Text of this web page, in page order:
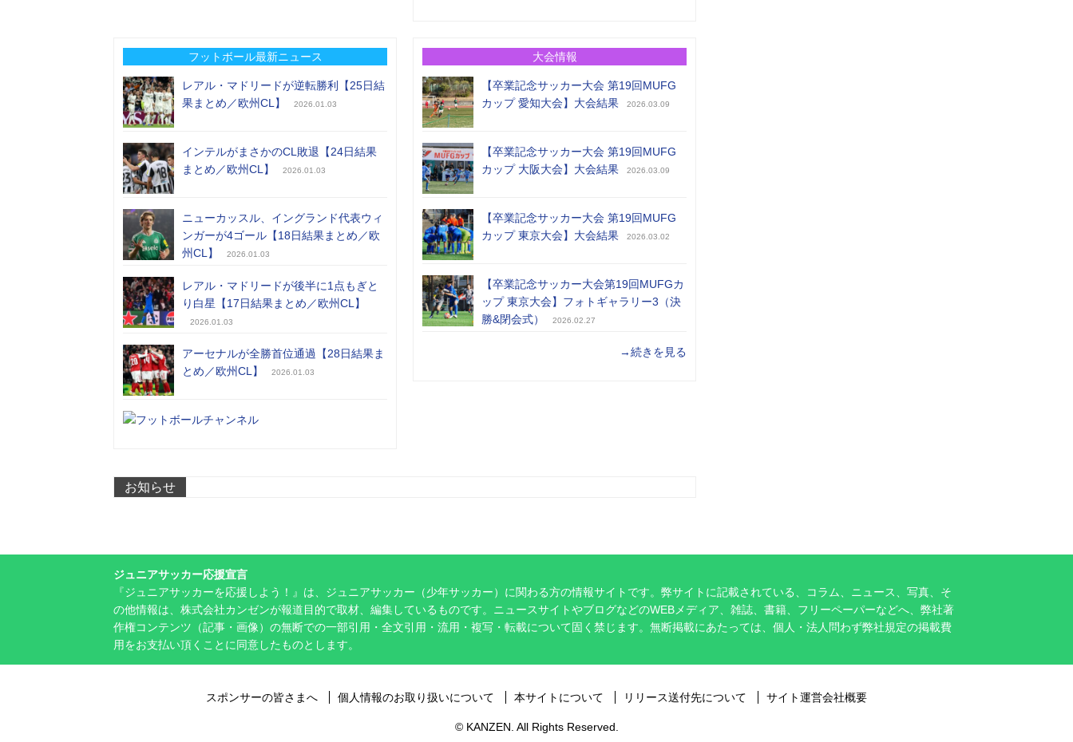
フットボール最新ニュース
レアル・マドリードが逆転勝利【25日結
果まとめ／欧州CL】
2026.01.03
インテルがまさかのCL敗退【24日結果
まとめ／欧州CL】
2026.01.03
ニューカッスル、イングランド代表ウィ
ンガーが4ゴール【18日結果まとめ／欧
州CL】
2026.01.03
レアル・マドリードが後半に1点もぎと
り白星【17日結果まとめ／欧州CL】
2026.01.03
アーセナルが全勝首位通過【28日結果ま
とめ／欧州CL】
2026.01.03
大会情報
【卒業記念サッカー大会 第19回MUFG
カップ 愛知大会】大会結果
2026.03.09
【卒業記念サッカー大会 第19回MUFG
カップ 大阪大会】大会結果
2026.03.09
【卒業記念サッカー大会 第19回MUFG
カップ 東京大会】大会結果
2026.03.02
【卒業記念サッカー大会第19回MUFGカ
ップ 東京大会】フォトギャラリー3（決
勝&閉会式）
2026.02.27
→続きを見る
お知らせ
ジュニアサッカー応援宣言
『ジュニアサッカーを応援しよう！』は、ジュニアサッカー（少年サッカー）に関わる方の情報サイトです。弊サイトに記載されている、コラム、ニュース、写真、そ
の他情報は、株式会社カンゼンが報道目的で取材、編集しているものです。ニュースサイトやブログなどのWEBメディア、雑誌、書籍、フリーペーパーなどへ、弊社著
作権コンテンツ（記事・画像）の無断での一部引用・全文引用・流用・複写・転載について固く禁じます。無断掲載にあたっては、個人・法人問わず弊社規定の掲載費
用をお支払い頂くことに同意したものとします。
スポンサーの皆さまへ 個人情報のお取り扱いについて 本サイトについて リリース送付先について サイト運営会社概要
© KANZEN. All Rights Reserved.